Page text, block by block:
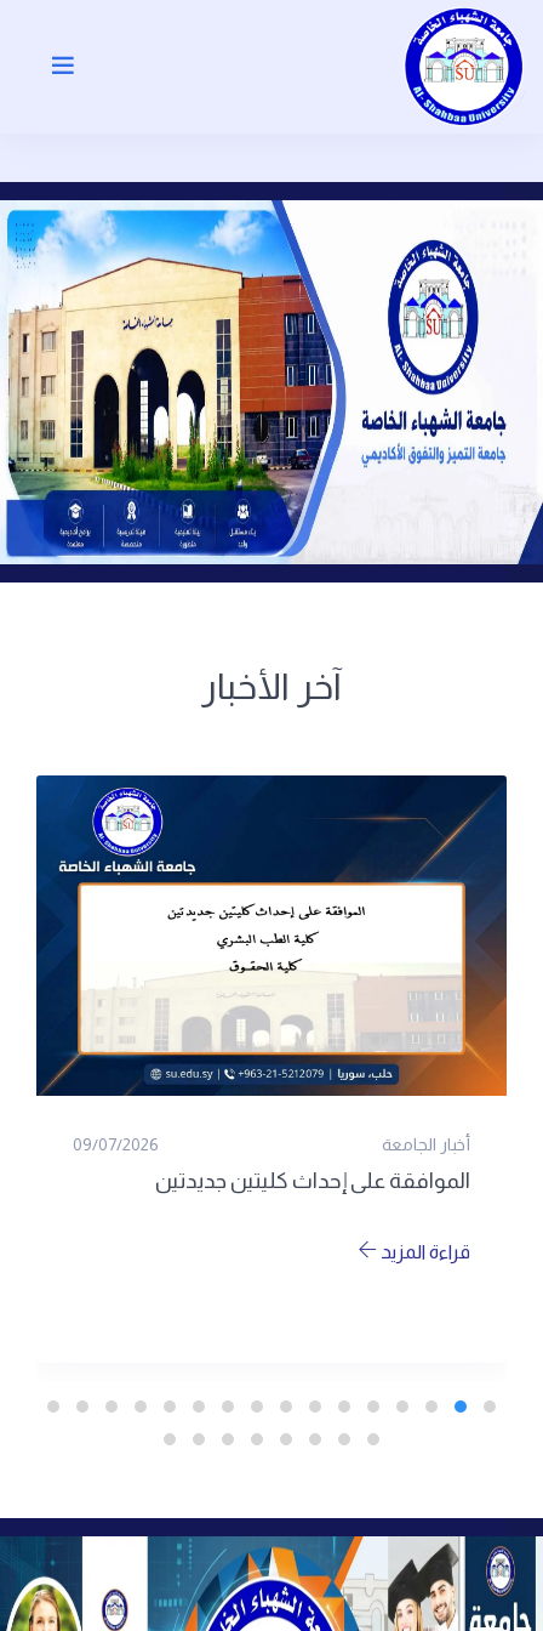
آخر الأخبار
أخبار الجامعة 09/07/2026
الموافقة على إحداث كليتين جديدتين
قراءة المزيد